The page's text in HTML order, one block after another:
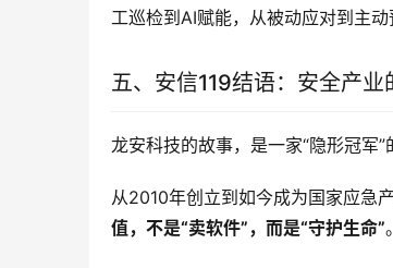
工巡检到AI赋能，从被动应对到主动
五、安信119结语：安全产业
龙安科技的故事，是一家“隐形冠军”
从2010年创立到如今成为国家应急
值，不是“卖软件”，而是“守护生命”。